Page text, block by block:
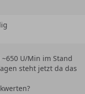
U/Min im Stand
steht jetzt da das